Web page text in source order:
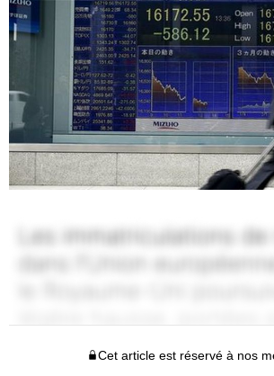
Cet article est réservé à nos